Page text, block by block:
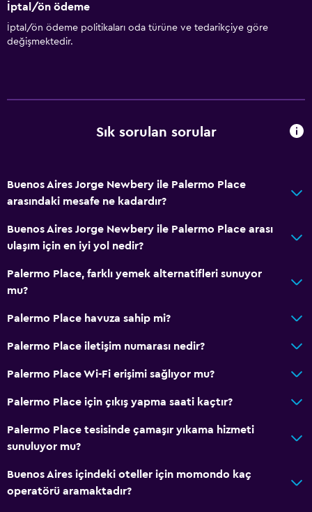
İptal/ön ödeme
İptal/ön ödeme politikaları oda türüne ve tedarikçiye göre
değişmektedir.
Sık sorulan sorular
Buenos Aires Jorge Newbery ile Palermo Place
arasındaki mesafe ne kadardır?
Buenos Aires Jorge Newbery ile Palermo Place arası
ulaşım için en iyi yol nedir?
Palermo Place, farklı yemek alternatifleri sunuyor
mu?
Palermo Place havuza sahip mi?
Palermo Place iletişim numarası nedir?
Palermo Place Wi-Fi erişimi sağlıyor mu?
Palermo Place için çıkış yapma saati kaçtır?
Palermo Place tesisinde çamaşır yıkama hizmeti
sunuluyor mu?
Buenos Aires içindeki oteller için momondo kaç
operatörü aramaktadır?